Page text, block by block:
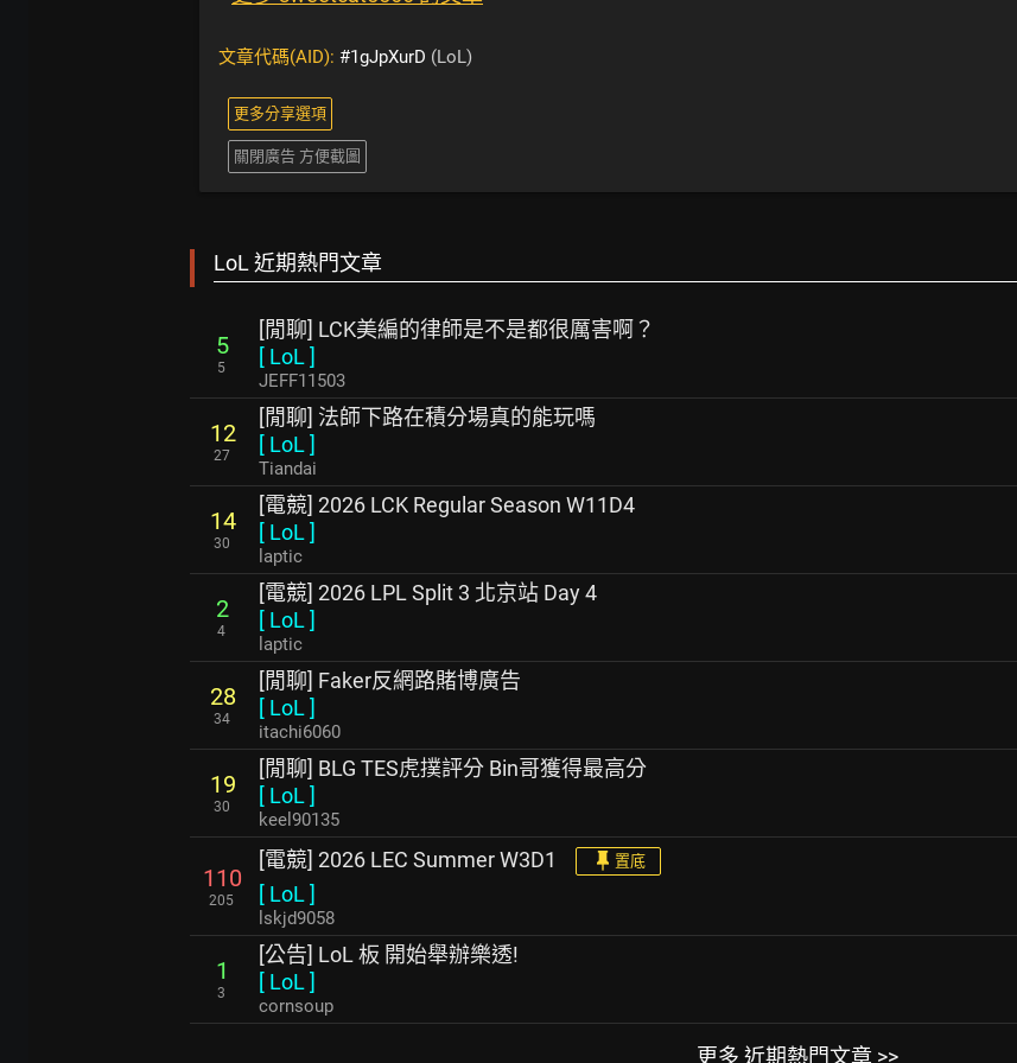
文章代碼(AID): #1gJpXurD (LoL)
更多分享選項
關閉廣告 方便截圖
LoL 近期熱門文章
5
5
[閒聊] LCK美編的律師是不是都很厲害啊？
[ LoL ]
JEFF11503
12
27
[閒聊] 法師下路在積分場真的能玩嗎
[ LoL ]
Tiandai
14
30
[電競] 2026 LCK Regular Season W11D4
[ LoL ]
laptic
2
4
[電競] 2026 LPL Split 3 北京站 Day 4
[ LoL ]
laptic
28
34
[閒聊] Faker反網路賭博廣告
[ LoL ]
itachi6060
19
30
[閒聊] BLG TES虎撲評分 Bin哥獲得最高分
[ LoL ]
keel90135
110
205
[電競] 2026 LEC Summer W3D1 置底
[ LoL ]
lskjd9058
1
3
[公告] LoL 板 開始舉辦樂透!
[ LoL ]
cornsoup
更多 近期熱門文章 >>